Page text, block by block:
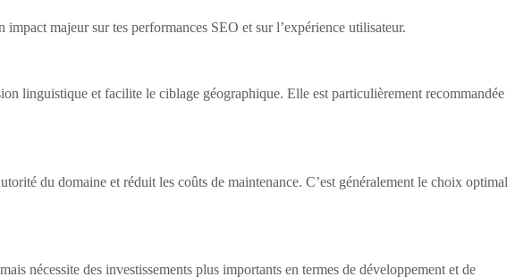
impact majeur sur tes performances SEO et sur l’expérience utilisateur.
linguistique et facilite le ciblage géographique. Elle est particulièrement recommandée
du domaine et réduit les coûts de maintenance. C’est généralement le choix optimal
nécessite des investissements plus importants en termes de développement et de